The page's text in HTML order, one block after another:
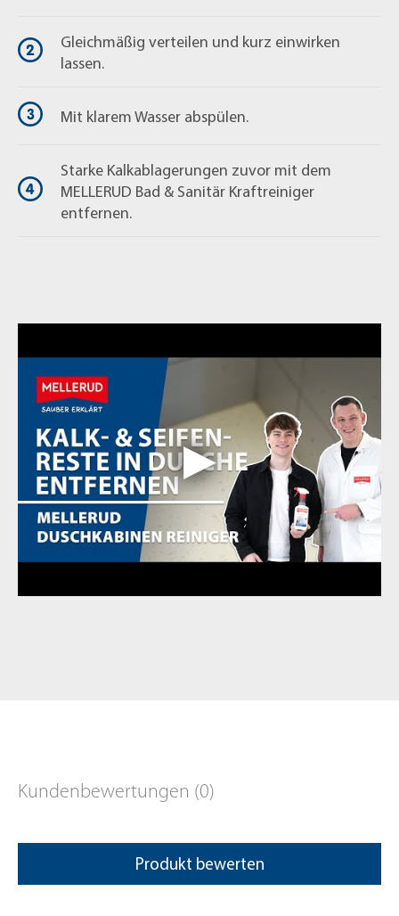
Gleichmäßig verteilen und kurz einwirken
lassen.
Mit klarem Wasser abspülen.
Starke Kalkablagerungen zuvor mit dem
MELLERUD Bad & Sanitär Kraftreiniger
entfernen.
Kundenbewertungen (0)
Produkt bewerten